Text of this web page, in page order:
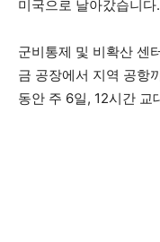
미국으로 날아갔습니다.
군비통제 및 비확산 센
금 공장에서 지역 공항
동안 주 6일, 12시간 교